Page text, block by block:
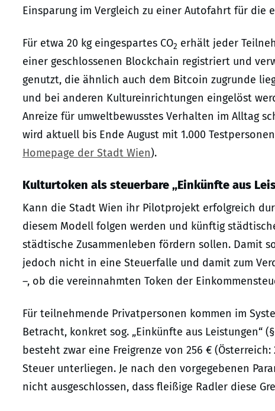
Einsparung im Vergleich zu einer Autofahrt für die
Für etwa 20 kg eingespartes CO2 erhält jeder
einer geschlossenen Blockchain registriert und
genutzt, die ähnlich auch dem Bitcoin zugrunde
und bei anderen Kultureinrichtungen eingelöst
Anreize für umweltbewusstes Verhalten im Alltag
wird aktuell bis Ende August mit 1.000
Homepage der Stadt Wien).
Kulturtoken als steuerbare „Einkünfte aus
Kann die Stadt Wien ihr Pilotprojekt erfolgreich
diesem Modell folgen werden und künftig
städtische Zusammenleben fördern sollen. Damit
jedoch nicht in eine Steuerfalle und damit zum
–, ob die vereinnahmten Token der
Für teilnehmende Privatpersonen kommen im
Betracht, konkret sog. „Einkünfte aus Leistungen“
besteht zwar eine Freigrenze von 256 €
Steuer unterliegen. Je nach den vorgegebenen
nicht ausgeschlossen, dass fleißige Radler diese